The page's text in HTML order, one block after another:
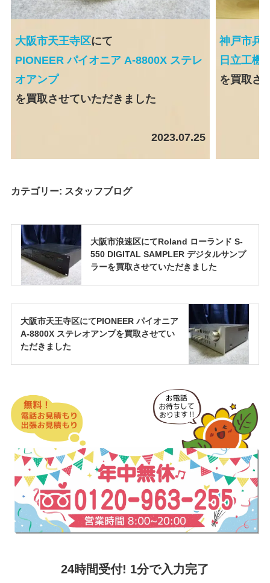
大阪市天王寺区にて
PIONEER パイオニア A-8800X ステレ
オアンプ
を買取させていただきました
2023.07.25
神戸市兵
日立工機
を買取さ
カテゴリー: スタッフブログ
大阪市浪速区にてRoland ローランド S-
550 DIGITAL SAMPLER デジタルサンプ
ラーを買取させていただきました
大阪市天王寺区にてPIONEER パイオニア
A-8800X ステレオアンプを買取させてい
ただきました
24時間受付! 1分で入力完了